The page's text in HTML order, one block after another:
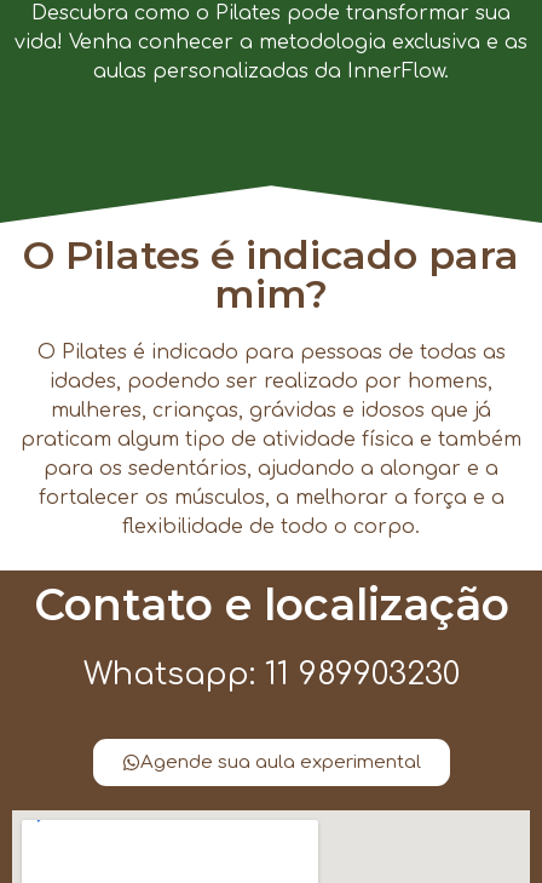
Descubra como o Pilates pode transformar sua
vida! Venha conhecer a metodologia exclusiva e as
aulas personalizadas da InnerFlow.
O Pilates é indicado para
mim?
O Pilates é indicado para pessoas de todas as
idades, podendo ser realizado por homens,
mulheres, crianças, grávidas e idosos que já
praticam algum tipo de atividade física e também
para os sedentários, ajudando a alongar e a
fortalecer os músculos, a melhorar a força e a
flexibilidade de todo o corpo.
Contato e localização
Whatsapp: 11 989903230
Agende sua aula experimental